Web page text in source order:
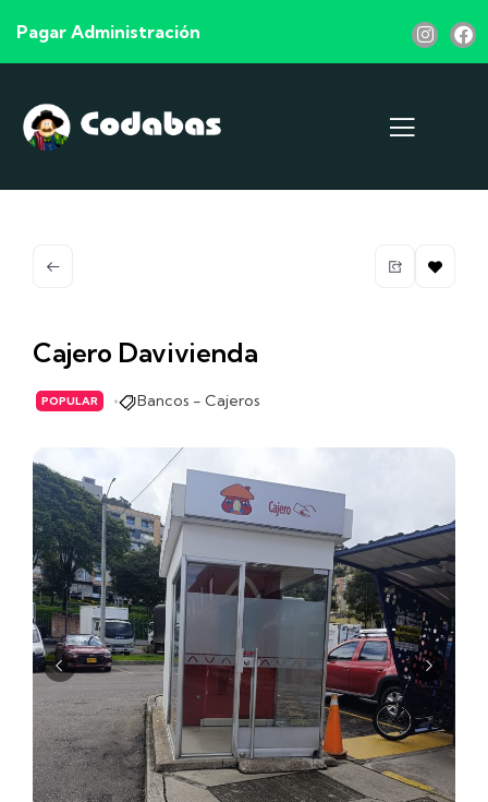
Pagar Administración
Cajero Davivienda
POPULAR Bancos - Cajeros